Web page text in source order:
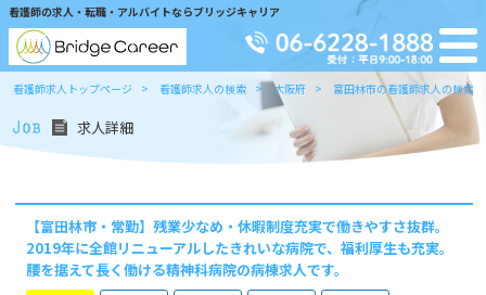
看護師の求人・転職・アルバイトならブリッジキャリア
看護師求人トップページ 看護師求人の検索 大阪府 富田林市の看護師求人の検索
求人詳細
【富田林市・常勤】残業少なめ・休暇制度充実で働きやすさ抜群。
2019年に全館リニューアルしたきれいな病院で、福利厚生も充実。
腰を据えて長く働ける精神科病院の病棟求人です。